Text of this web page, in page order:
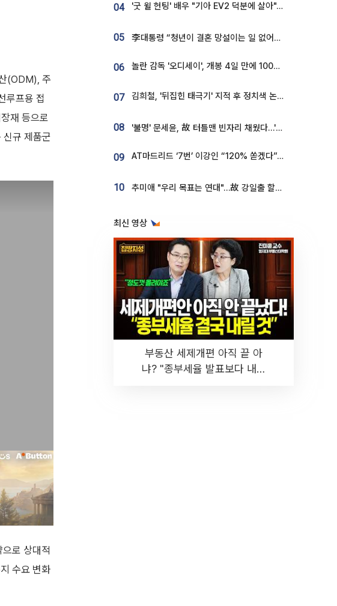
(ODM), 주
루프용 접
재 등으로
규 제품군
로 상대적
수요 변화
04 '굿 윌 헌팅' 배우 "기아 EV2 덕분에 살아"…교통사고 후 안전성 극찬
05 李대통령 “청년이 결혼 망설이는 일 없어야...제도상 불이익 조사”
06 놀란 감독 '오디세이', 개봉 4일 만에 100만 돌파⋯'왕사남' 보다 빠르다
07 김희철, '뒤집힌 태극기' 지적 후 정치색 논란…"좌우 떠나 우리나라 국기"
08 '불명' 문세윤, 故 터틀맨 빈자리 채웠다…'거북이' 눈물의 최종 우승
09 AT마드리드 ‘7번’ 이강인 “120% 쏟겠다”⋯시메오네 감독 “필요한 선수”
10 추미애 "우리 목표는 연대"…故 강일출 할머니 흉상 제막
최신 영상
부동산 세제개편 아직 끝 아
냐? "종부세율 발표보다 내릴